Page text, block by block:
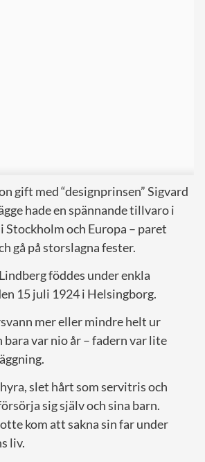
gift med “designprinsen” Sigvard
hade en spännande tillvaro i
Stockholm och Europa – paret
gå på storslagna fester.
föddes under enkla
15 juli 1924 i Helsingborg.
mer eller mindre helt ur
bara var nio år – fadern var lite
slet hårt som servitris och
sig själv och sina barn.
kom att sakna sin far under
liv.